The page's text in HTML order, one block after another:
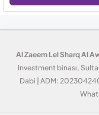
Al Zaeem Lel Sharq Al
Investment binası,
Dabi | ADM: